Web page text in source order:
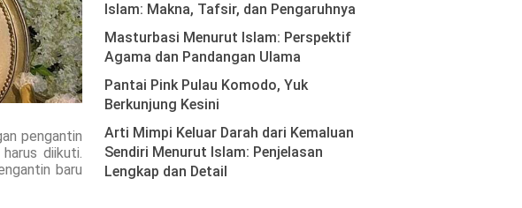
pengantin
diikuti.
baru
Islam: Makna, Tafsir, dan Pengaruhnya
Masturbasi Menurut Islam: Perspektif
Agama dan Pandangan Ulama
Pantai Pink Pulau Komodo, Yuk
Berkunjung Kesini
Arti Mimpi Keluar Darah dari Kemaluan
Sendiri Menurut Islam: Penjelasan
Lengkap dan Detail